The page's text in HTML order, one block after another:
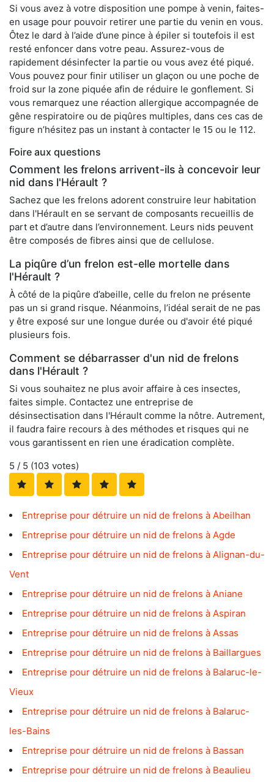
Si vous avez à votre disposition une pompe à venin, faites-
en usage pour pouvoir retirer une partie du venin en vous.
Ôtez le dard à l’aide d’une pince à épiler si toutefois il est
resté enfoncer dans votre peau. Assurez-vous de
rapidement désinfecter la partie ou vous avez été piqué.
Vous pouvez pour finir utiliser un glaçon ou une poche de
froid sur la zone piquée afin de réduire le gonflement. Si
vous remarquez une réaction allergique accompagnée de
gêne respiratoire ou de piqûres multiples, dans ces cas de
figure n’hésitez pas un instant à contacter le 15 ou le 112.
Foire aux questions
Comment les frelons arrivent-ils à concevoir leur
nid dans l'Hérault ?
Sachez que les frelons adorent construire leur habitation
dans l'Hérault en se servant de composants recueillis de
part et d’autre dans l’environnement. Leurs nids peuvent
être composés de fibres ainsi que de cellulose.
La piqûre d’un frelon est-elle mortelle dans
l'Hérault ?
À côté de la piqûre d’abeille, celle du frelon ne présente
pas un si grand risque. Néanmoins, l’idéal serait de ne pas
y être exposé sur une longue durée ou d'avoir été piqué
plusieurs fois.
Comment se débarrasser d'un nid de frelons
dans l'Hérault ?
Si vous souhaitez ne plus avoir affaire à ces insectes,
faites simple. Contactez une entreprise de
désinsectisation dans l'Hérault comme la nôtre. Autrement,
il faudra faire recours à des méthodes et risques qui ne
vous garantissent en rien une éradication complète.
5 / 5 (103 votes)
Entreprise pour détruire un nid de frelons à Abeilhan
Entreprise pour détruire un nid de frelons à Agde
Entreprise pour détruire un nid de frelons à Alignan-du-
Vent
Entreprise pour détruire un nid de frelons à Aniane
Entreprise pour détruire un nid de frelons à Aspiran
Entreprise pour détruire un nid de frelons à Assas
Entreprise pour détruire un nid de frelons à Baillargues
Entreprise pour détruire un nid de frelons à Balaruc-le-
Vieux
Entreprise pour détruire un nid de frelons à Balaruc-
les-Bains
Entreprise pour détruire un nid de frelons à Bassan
Entreprise pour détruire un nid de frelons à Beaulieu